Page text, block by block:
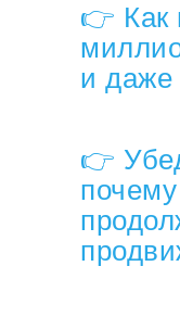
👉
👉 Как
и даже